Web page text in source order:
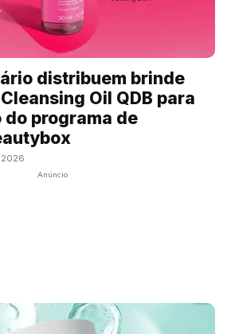
distribuem brinde
Oil QDB para
programa de
2026
Anúncio